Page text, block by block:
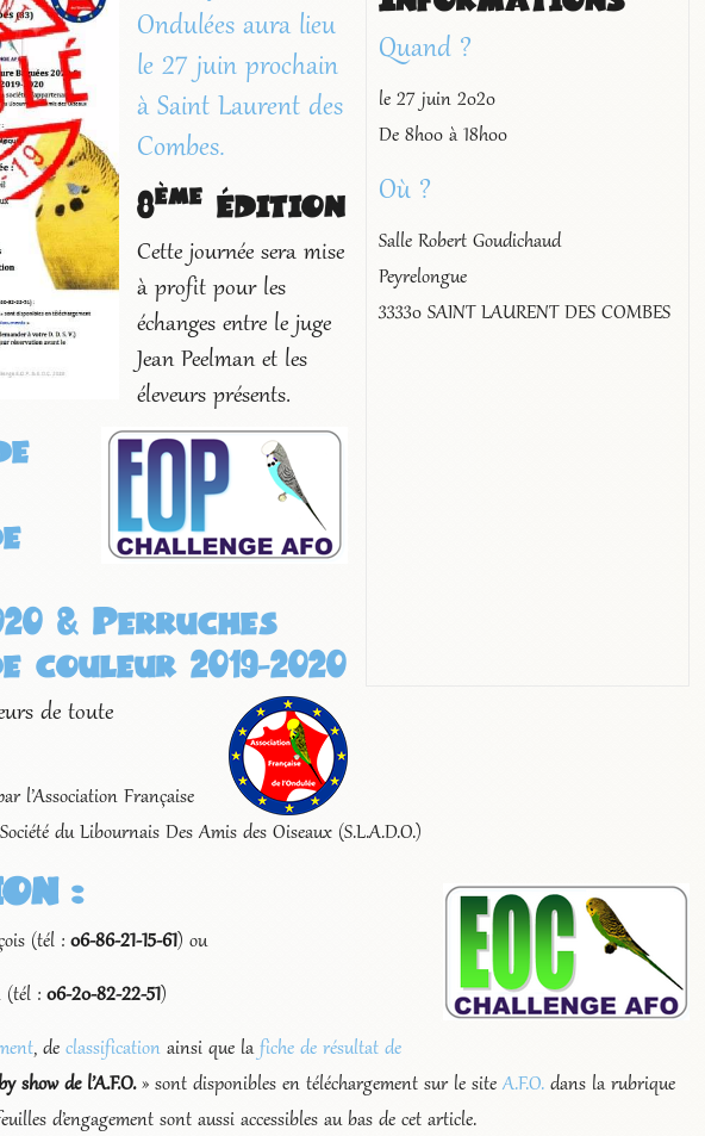
Quand ?
le 27 juin 2020
De 8h00 à 18h00
Où ?
Salle Robert Goudichaud
Peyrelongue
33330 SAINT LAURENT DES COMBES
Ondulées aura lieu
le 27 juin prochain
à Saint Laurent des
Combes.
8ème édition
Cette journée sera mise
à profit pour les
échanges entre le juge
Jean Peelman et les
éleveurs présents.
& Perruches
couleur 2019-2020
de toute
l’Association Française
du Libournais Des Amis des Oiseaux (S.L.A.D.O.)
:
(tél :06-86-21-15-61) ou
(tél :06-20-82-22-51)
, declassification ainsi que lafiche de résultat de
show de l’A.F.O.» sont disponibles en téléchargement sur le siteA.F.O. dans la rubrique
d’engagement sont aussi accessibles au bas de cet article.